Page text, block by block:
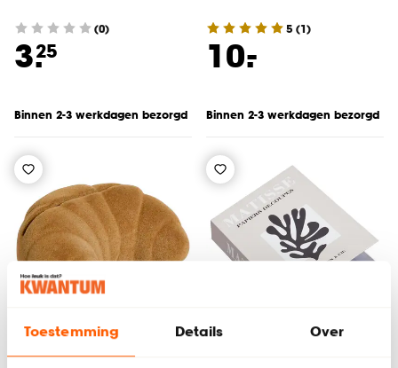
Toestemming Details Over
(0)
3.25
Binnen 2-3 werkdagen bezorgd
5 (1)
10.
-
Binnen 2-3 werkdagen bezorgd